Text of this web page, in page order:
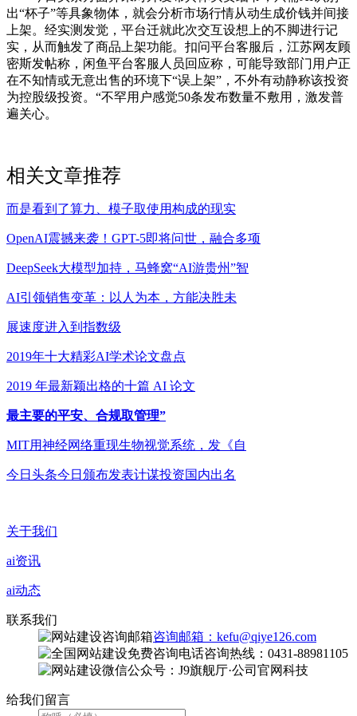
出“杯子”等具象物体，就会分析市场行情从动生成价钱并间接
上架。经实测发觉，平台迁就此次交互设想上的不脚进行记
实，从而触发了商品上架功能。扣问平台客服后，江苏网友顾
密斯发帖称，闲鱼平台客服人员回应称，可能导致部门用户正
在不知情或无意出售的环境下“误上架”，不外有动静称该投资
为控股级投资。“不罕用户感觉50条发布数量不敷用，激发普
遍关心。
相关文章推荐
而是看到了算力、模子取使用构成的现实
OpenAI震撼来袭！GPT-5即将问世，融合多项
DeepSeek大模型加持，马蜂窝“AI游贵州”智
AI引领销售变革：以人为本，方能决胜未
展速度进入到指数级
2019年十大精彩AI学术论文盘点
2019 年最新颖出格的十篇 AI 论文
最主要的平安、合规取管理”
MIT用神经网络重现生物视觉系统，发《自
今日头条今日颁布发表计谋投资国内出名
关于我们
ai资讯
ai动态
联系我们
咨询邮箱：kefu@qiye126.com
咨询热线：0431-88981105
微信公众号：J9旗舰厅·公司官网科技
给我们留言